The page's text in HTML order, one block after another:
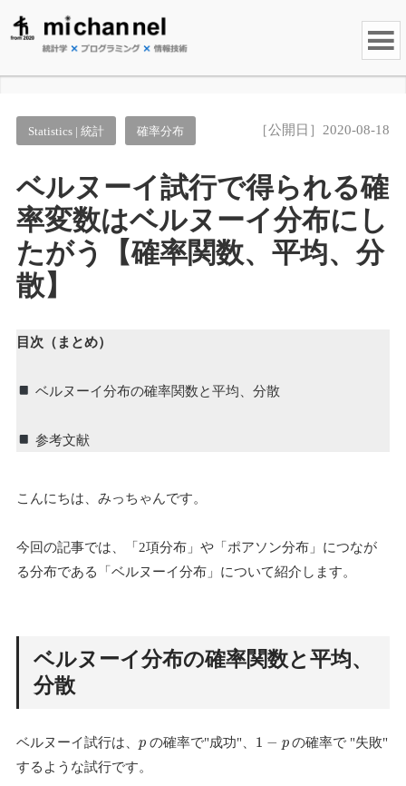
Statistics | 統計 確率分布 ［公開日］2020-08-18
ベルヌーイ試行で得られる確
率変数はベルヌーイ分布にし
たがう【確率関数、平均、分
散】
目次（まとめ）
ベルヌーイ分布の確率関数と平均、分散
参考文献
こんにちは、みっちゃんです。
今回の記事では、「2項分布」や「ポアソン分布」につなが
る分布である「ベルヌーイ分布」について紹介します。
ベルヌーイ分布の確率関数と平均、
分散
ベルヌーイ試行は、 p の確率で"成功"、 1 − pの確率で "失敗"
するような試行です。